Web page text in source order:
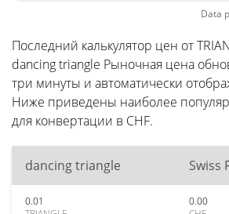
Data
Последний калькулятор цен от
dancing triangle Рыночная цена
три минуты и автоматически
Ниже приведены наиболее
для конвертации в CHF.
dancing triangle Swiss
0.01
0.00